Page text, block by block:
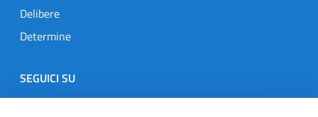
Delibere
Determine
SEGUICI SU
Designers Italia
TwitterInstagramYoutubeLinkedin